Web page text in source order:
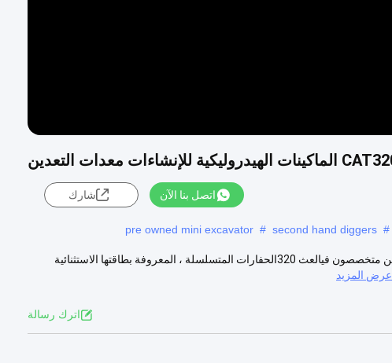
اتصل بنا الآن شارك
#
second hand diggers
#
pre owned mini excavator
وصف المنتج: Cat320cl: شريكك الموثوق به لمشاريع البناء المدمجة نحن متخصصون فيالعث 320الحفارات المتسلسلة ، المعروفة بطاقتها الاستثنائية
عرض المزيد
اترك رسالة